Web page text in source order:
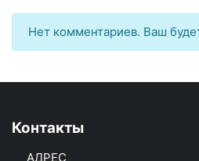
Нет комментариев. Ваш
Контакты
АДРЕС